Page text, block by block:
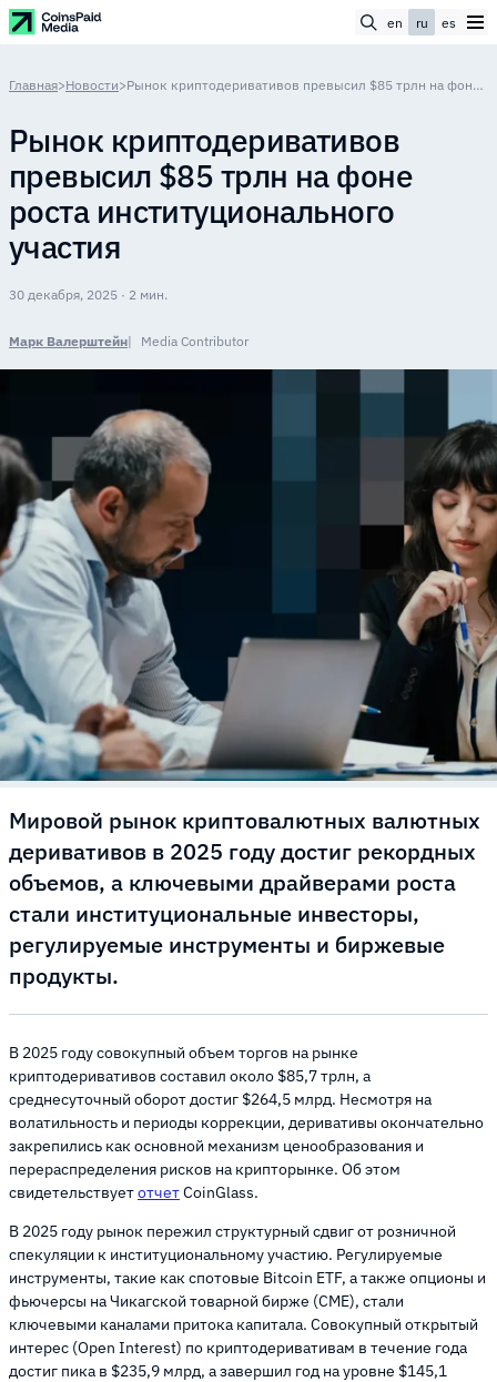
en ru es
Главная>Новости> Рынок криптодеривативов превысил $85 трлн на фоне роста институционального участия
Рынок криптодеривативов
превысил $85 трлн на фоне
роста институционального
участия
30 декабря, 2025 · 2 мин.
Марк Валерштейн Media Contributor
Мировой рынок криптовалютных валютных
деривативов в 2025 году достиг рекордных
объемов, а ключевыми драйверами роста
стали институциональные инвесторы,
регулируемые инструменты и биржевые
продукты.
В 2025 году совокупный объем торгов на рынке
криптодеривативов составил около $85,7 трлн, а
среднесуточный оборот достиг $264,5 млрд. Несмотря на
волатильность и периоды коррекции, деривативы окончательно
закрепились как основной механизм ценообразования и
перераспределения рисков на крипторынке. Об этом
свидетельствуетотчетCoinGlass.
В 2025 году рынок пережил структурный сдвиг от розничной
спекуляции к институциональному участию. Регулируемые
инструменты, такие как спотовые Bitcoin ETF, а также опционы и
фьючерсы на Чикагской товарной бирже (CME), стали
ключевыми каналами притока капитала. Совокупный открытый
интерес (Open Interest) по криптодеривативам в течение года
достиг пика в $235,9 млрд, а завершил год на уровне $145,1